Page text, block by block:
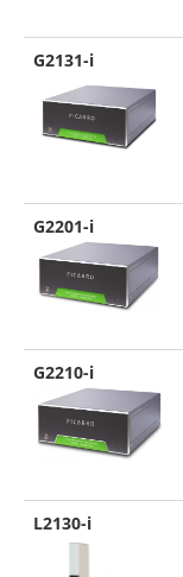
G2131-i
G2201-i
G2210-i
L2130-i